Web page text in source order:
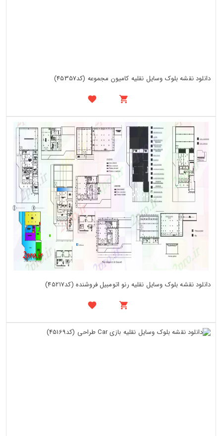
دانلود نقشه بلوک وسایل نقلیه کامیون مجموعه (کد45357)
دانلود نقشه بلوک وسایل نقلیه رنو اتومبیل فروشنده (کد45217)